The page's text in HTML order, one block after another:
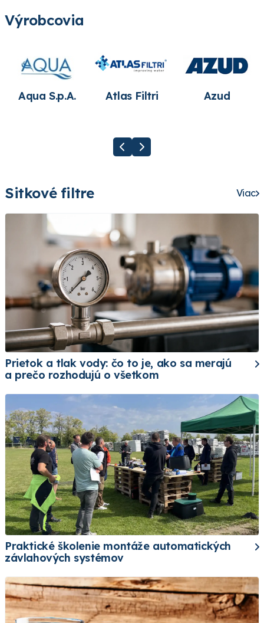
Výrobcovia
Aqua S.p.A. Atlas Filtri Azud
Sitkové filtre Viac
Prietok a tlak vody: čo to je, ako sa merajú
a prečo rozhodujú o všetkom
Praktické školenie montáže automatických
závlahových systémov